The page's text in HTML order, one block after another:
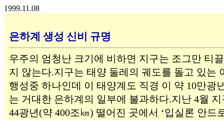
1999.11.08
은하계 생성 신비 규명
우주의 엄청난 크기에 비하면 지구는 조그만 티
지 않는다.지구는 태양 둘레의 궤도를 돌고 있는
행성중 하나인데 이 태양계도 직경 이 약 10만광
는 거대한 은하계의 일부에 불과하다.지난 4월
44광년(약 400조㎞) 떨어진 곳에서 ‘입실론 안드